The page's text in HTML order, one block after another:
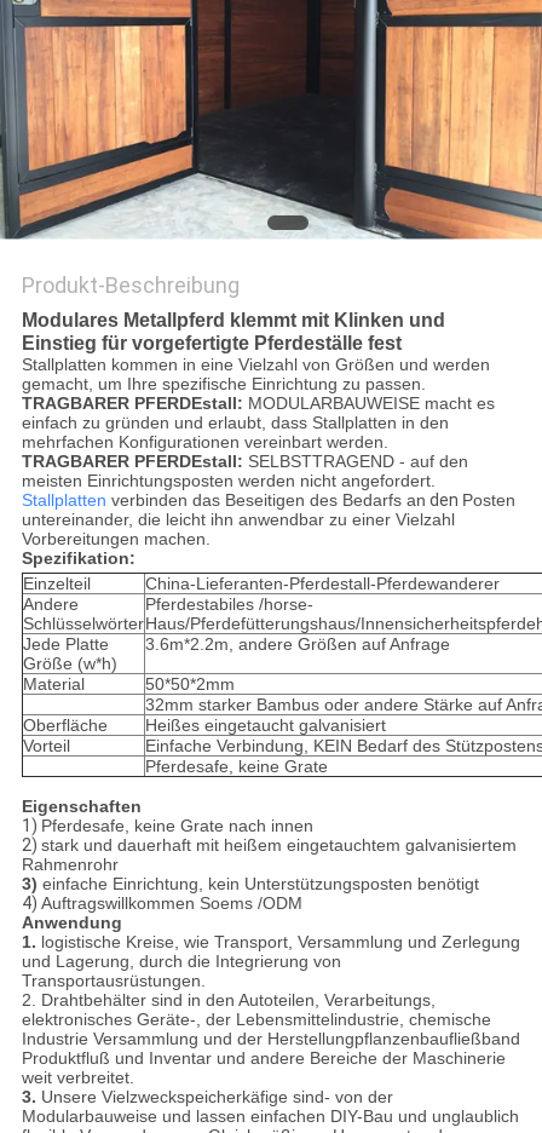
DATENSCHUTZRICHTLINIE
Produkt-Beschreibung
Modulares Metallpferd klemmt mit Klinken und
Einstieg für vorgefertigte Pferdeställe fest
Stallplatten kommen in eine Vielzahl von Größen und werden
gemacht, um Ihre spezifische Einrichtung zu passen.
TRAGBARER PFERDEstall: MODULARBAUWEISE macht es
einfach zu gründen und erlaubt, dass Stallplatten in den
mehrfachen Konfigurationen vereinbart werden.
TRAGBARER PFERDEstall: SELBSTTRAGEND - auf den
meisten Einrichtungsposten werden nicht angefordert.
Stallplatten verbinden das Beseitigen des Bedarfs an den Posten
untereinander, die leicht ihn anwendbar zu einer Vielzahl
Vorbereitungen machen.
Spezifikation:
Einzelteil
China-Lieferanten-Pferdestall-Pferdewanderer
Andere
Schlüsselwörter
Pferdestabiles /horse-
Haus/Pferdefütterungshaus/
Jede Platte
Größe (w*h)
3.6m*2.2m, andere Größen auf Anfrage
Material
50*50*2mm
32mm starker Bambus oder andere Stärke auf
Oberfläche
Heißes eingetaucht galvanisiert
Vorteil
Einfache Verbindung, KEIN Bedarf des
Pferdesafe, keine Grate
Eigenschaften
1) Pferdesafe, keine Grate nach innen
2) stark und dauerhaft mit heißem eingetauchtem galvanisiertem
Rahmenrohr
3) einfache Einrichtung, kein Unterstützungsposten benötigt
4) Auftragswillkommen Soems /ODM
Anwendung
1. logistische Kreise, wie Transport, Versammlung und Zerlegung
und Lagerung, durch die Integrierung von
Transportausrüstungen.
2. Drahtbehälter sind in den Autoteilen, Verarbeitungs,
elektronisches Geräte-, der Lebensmittelindustrie, chemische
Industrie Versammlung und der Herstellungpflanzenbaufließband
Produktfluß und Inventar und andere Bereiche der Maschinerie
weit verbreitet.
3. Unsere Vielzweckspeicherkäfige sind- von der
Modularbauweise und lassen einfachen DIY-Bau und unglaublich